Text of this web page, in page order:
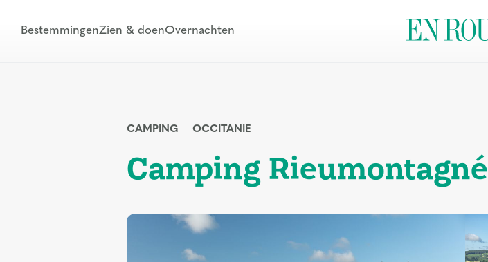
BestemmingenZien & doenOvernachten
CAMPING OCCITANIE
Camping Rieumontagné